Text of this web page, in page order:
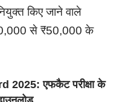
किए जाने वाले
से ₹50,000 के
2025: एफकैट परीक्षा के